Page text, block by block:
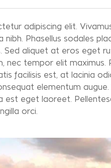
adipiscing elit.
nibh. Phasellus sodales
Sed aliquet at eros eget
nec tempor elit
facilisis est, at lacinia
elementum
est eget laoreet.
orci.